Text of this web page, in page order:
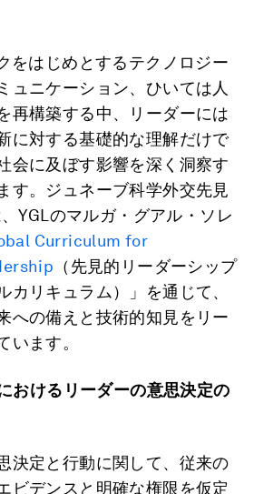
をはじめとするテクノロジー
ュニケーション、ひいては人
再構築する中、リーダーには
に対する基礎的な理解だけで
会に及ぼす影響を深く洞察す
す。ジュネーブ科学外交先見
YGLのマルガ・グアル・ソレ
Curriculum for
（先見的リーダーシップ
カリキュラム）」を通じて、
への備えと技術的知見をリー
います。
おけるリーダーの意思決定の
決定と行動に関して、従来の
ビデンスと明確な権限を仮定